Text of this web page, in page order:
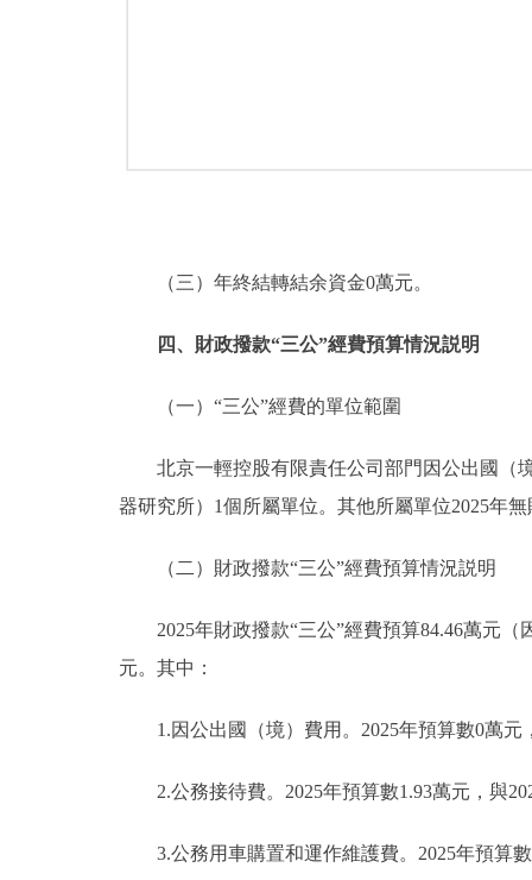
（三）年終結轉結余資金0萬元。
四、財政撥款“三公”經費預算情況説明
（一）“三公”經費的單位範圍
北京一輕控股有限責任公司部門因公出國（境
器研究所）1個所屬單位。其他所屬單位2025年
（二）財政撥款“三公”經費預算情況説明
2025年財政撥款“三公”經費預算84.46萬元（
元。其中：
1.因公出國（境）費用。2025年預算數0萬元
2.公務接待費。2025年預算數1.93萬元，與
3.公務用車購置和運作維護費。2025年預算數